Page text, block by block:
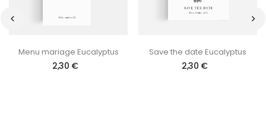
Menu mariage Eucalyptus
2,30 €
Save the date Eucalyptus
2,30 €